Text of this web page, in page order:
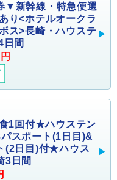
▼新幹線・特急便選
り<ホテルオークラ
ス>長崎・ハウステ
日間
1回付★ハウステン
スポート(1日目)&
(2日目)付★ハウス
3日間